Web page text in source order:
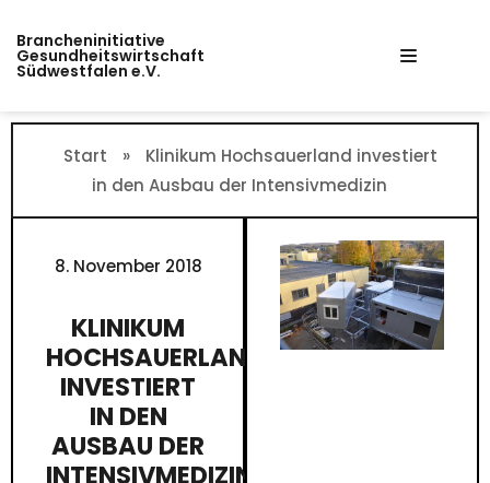
Inhalt
springen
Brancheninitiative
Gesundheitswirtschaft
Südwestfalen e.V.
Start »
Klinikum Hochsauerland investiert
in den Ausbau der Intensivmedizin
8. November 2018
KLINIKUM
HOCHSAUERLAND
INVESTIERT
IN DEN
AUSBAU DER
INTENSIVMEDIZIN